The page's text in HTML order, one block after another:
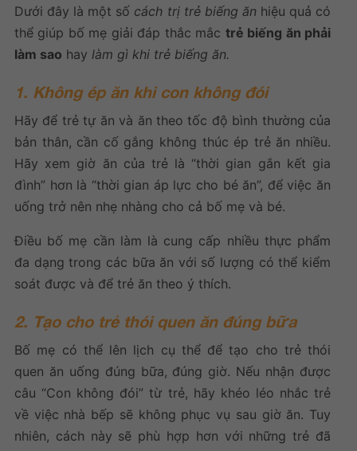
Dưới đây là một số cách trị trẻ biếng ănhiệu quả có
thể giúp bố mẹ giải đáp thắc mắc trẻ biếng ăn phải
làm sao hay làm gì khi trẻ biếng ăn.
1. Không ép ăn khi con không đói
Hãy để trẻ tự ăn và ăn theo tốc độ bình thường của
bản thân, cần cố gắng không thúc ép trẻ ăn nhiều.
Hãy xem giờ ăn của trẻ là “thời gian gắn kết gia
đình” hơn là “thời gian áp lực cho bé ăn”, để việc ăn
uống trở nên nhẹ nhàng cho cả bố mẹ và bé.
Điều bố mẹ cần làm là cung cấp nhiều thực phẩm
đa dạng trong các bữa ăn với số lượng có thể kiểm
soát được và để trẻ ăn theo ý thích.
2. Tạo cho trẻ thói quen ăn đúng bữa
Bố mẹ có thể lên lịch cụ thể để tạo cho trẻ thói
quen ăn uống đúng bữa, đúng giờ. Nếu nhận được
câu “Con không đói” từ trẻ, hãy khéo léo nhắc trẻ
về việc nhà bếp sẽ không phục vụ sau giờ ăn. Tuy
nhiên, cách này sẽ phù hợp hơn với những trẻ đã